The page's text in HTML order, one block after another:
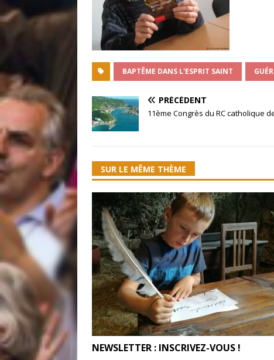
BAPTÊME DANS L'ESPRIT SAINT
PRÉCÉDENT
11ème Congrès du RC catholique
SUR LE MÊME THÈME
NEWSLETTER : INSCRIVEZ-VOUS !